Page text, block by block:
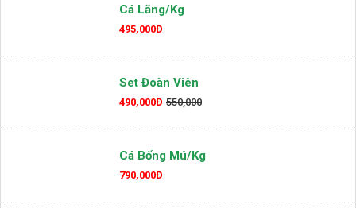
420,000Đ 490,000
Cá Lăng/kg
495,000Đ
Set Đoàn Viên
490,000Đ 550,000